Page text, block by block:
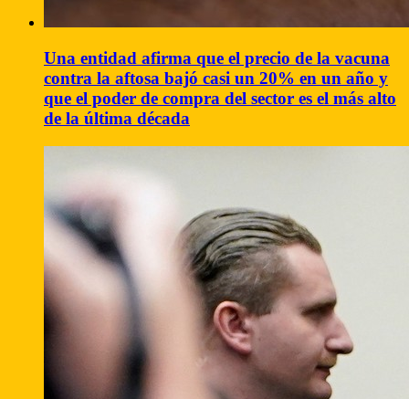
Una entidad afirma que el precio de la vacuna
contra la aftosa bajó casi un 20% en un año y
que el poder de compra del sector es el más alto
de la última década